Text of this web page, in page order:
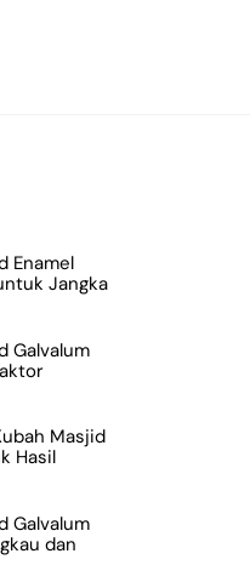
Enamel
Jangka
Galvalum
Masjid
Hasil
Galvalum
dan